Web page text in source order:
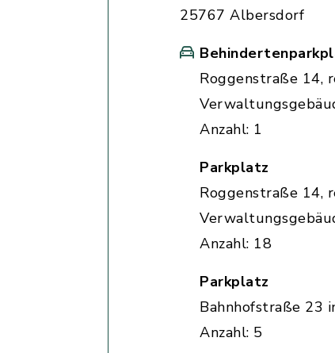
25767 Albersdorf
Roggenstraße 14,
Anzahl: 1
Parkplatz
Roggenstraße 14,
Anzahl: 18
Parkplatz
Bahnhofstraße 23
Anzahl: 5